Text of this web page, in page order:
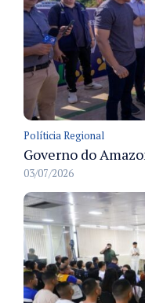
Políticia Regional
03/07/2026